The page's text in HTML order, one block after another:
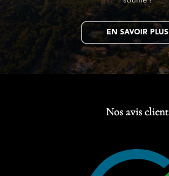
EN SAVOIR PLUS
Nos avis client